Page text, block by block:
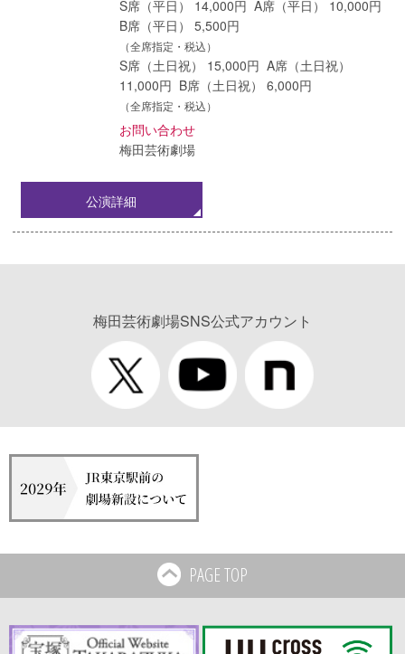
S席（平日） 14,000円 A席（平日） 10,000円
B席（平日） 5,500円
（全席指定・税込）
S席（土日祝） 15,000円 A席（土日祝）
11,000円 B席（土日祝） 6,000円
（全席指定・税込）
お問い合わせ
梅田芸術劇場
公演詳細
梅田芸術劇場SNS公式アカウント
PAGE TOP